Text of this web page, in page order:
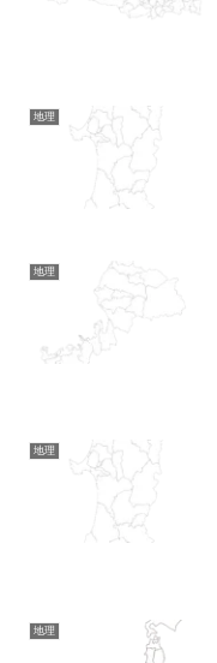
地理
地理
地理
地理